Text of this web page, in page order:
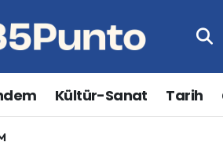
Kültür-Sanat Tarih